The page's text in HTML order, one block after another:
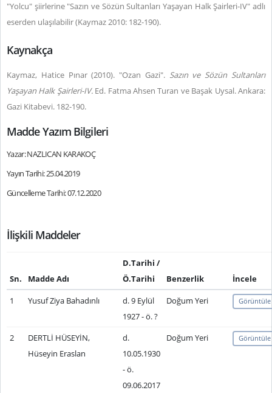
"Yolcu" şiirlerine "Sazın ve Sözün Sultanları Yaşayan Halk Şairleri-IV" adlı
eserden ulaşılabilir (Kaymaz 2010: 182-190).
Kaynakça
Kaymaz, Hatice Pınar (2010). "Ozan Gazi". Sazın ve Sözün Sultanları
Yaşayan Halk Şairleri-IV. Ed. Fatma Ahsen Turan ve Başak Uysal. Ankara:
Gazi Kitabevi. 182-190.
Madde Yazım Bilgileri
Yazar: NAZLICAN KARAKOÇ
Yayın Tarihi: 25.04.2019
Güncelleme Tarihi: 07.12.2020
İlişkili Maddeler
Sn. Madde Adı
D.Tarihi /
Ö.Tarihi
Benzerlik
İncele
1
Yusuf Ziya Bahadınlı
d. 9 Eylül
1927 - ö. ?
Doğum Yeri Görüntüle
2
DERTLİ HÜSEYİN,
Hüseyin Eraslan
d.
10.05.1930
- ö.
09.06.2017
Doğum Yeri Görüntüle